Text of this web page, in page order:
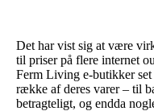
Det har vist sig at være
til priser på flere internet
Ferm Living e-butikker
række af deres varer – til
betragteligt, og endda